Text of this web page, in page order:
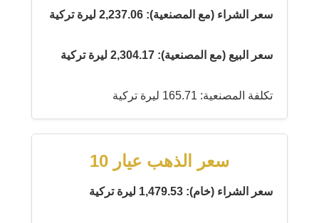
سعر الشراء (مع المصنعية): 2,237.06 ليرة تركية
سعر البيع (مع المصنعية): 2,304.17 ليرة تركية
تكلفة المصنعية: 165.71 ليرة تركية
سعر الذهب عيار 10
سعر الشراء (خام): 1,479.53 ليرة تركية